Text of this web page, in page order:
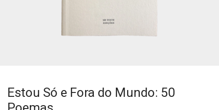
Estou Só e Fora do Mundo: 50